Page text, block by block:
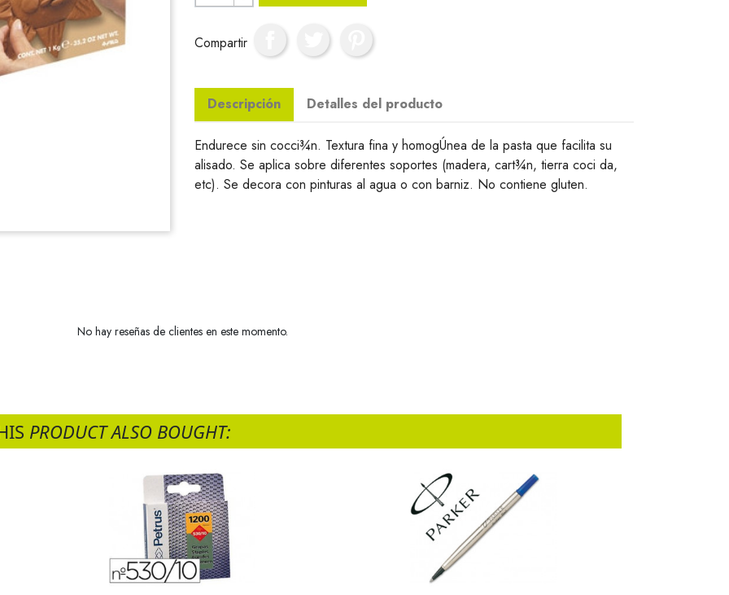
Compartir
Descripción Detalles del producto
Endurece sin cocci¾n. Textura fina y homogÚnea de la pasta que facilita su
alisado. Se aplica sobre diferentes soportes (madera, cart¾n, tierra coci da,
etc). Se decora con pinturas al agua o con barniz. No contiene gluten.
No hay reseñas de clientes en este momento.
PRODUCT ALSO BOUGHT: